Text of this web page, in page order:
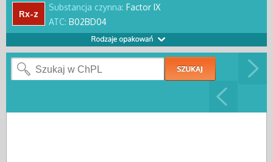
Substancja czynna: Factor IX
ATC: B02BD04
Rx-z